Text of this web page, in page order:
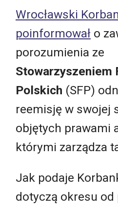
Wrocławski
poinformował o
porozumienia ze
Stowarzyszeniem
Polskich (SFP)
reemisję w swojej
objętych prawami
którymi zarządza
Jak podaje
dotyczą okresu od